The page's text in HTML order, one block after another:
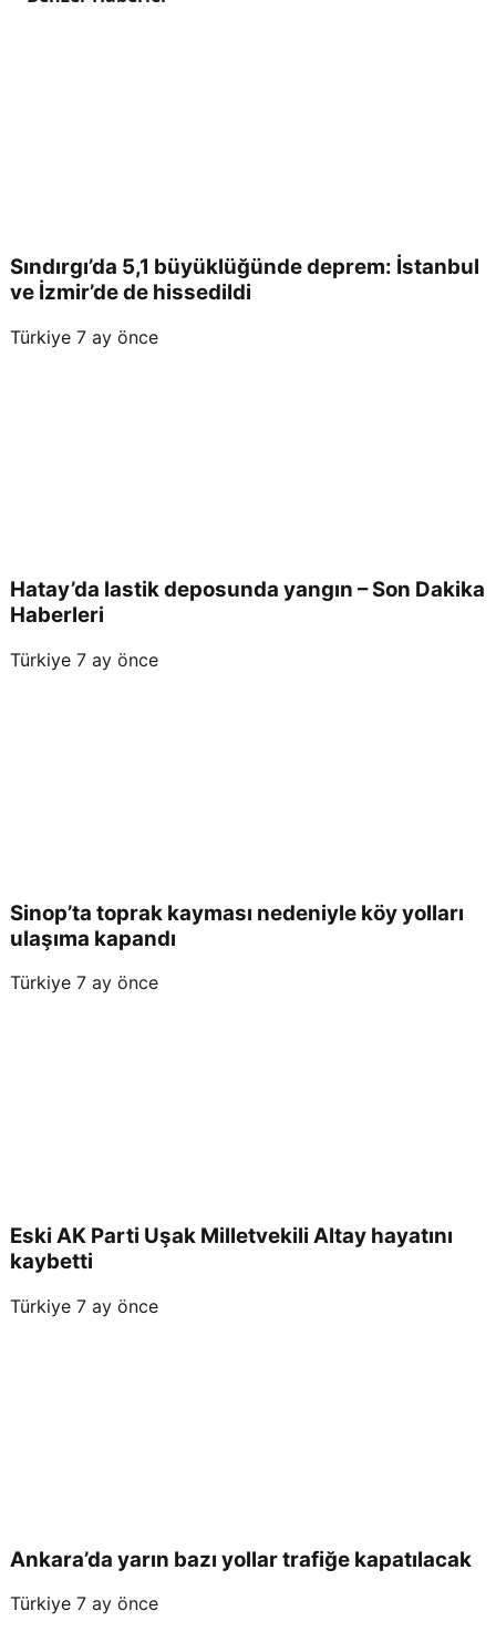
Sındırgı’da 5,1 büyüklüğünde deprem: İstanbul
ve İzmir’de de hissedildi
Türkiye 7 ay önce
Hatay’da lastik deposunda yangın – Son Dakika
Haberleri
Türkiye 7 ay önce
Sinop’ta toprak kayması nedeniyle köy yolları
ulaşıma kapandı
Türkiye 7 ay önce
Eski AK Parti Uşak Milletvekili Altay hayatını
kaybetti
Türkiye 7 ay önce
Ankara’da yarın bazı yollar trafiğe kapatılacak
Türkiye 7 ay önce